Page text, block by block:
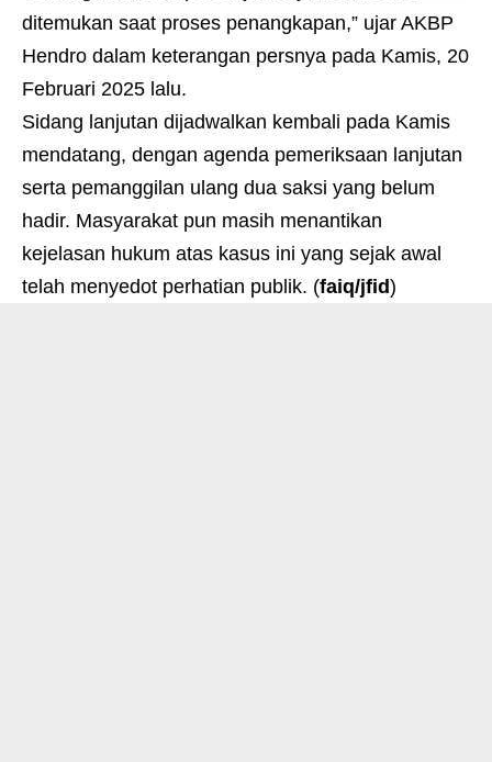
ditemukan saat proses penangkapan,” ujar AKBP
Hendro dalam keterangan persnya pada Kamis, 20
Februari 2025 lalu.
Sidang lanjutan dijadwalkan kembali pada Kamis
mendatang, dengan agenda pemeriksaan lanjutan
serta pemanggilan ulang dua saksi yang belum
hadir. Masyarakat pun masih menantikan
kejelasan hukum atas kasus ini yang sejak awal
telah menyedot perhatian publik. (faiq/jfid)